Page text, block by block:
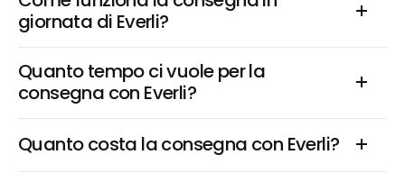
giornata di Everli?
Quanto tempo ci vuole per la
consegna con Everli?
Quanto costa la consegna con Everli?